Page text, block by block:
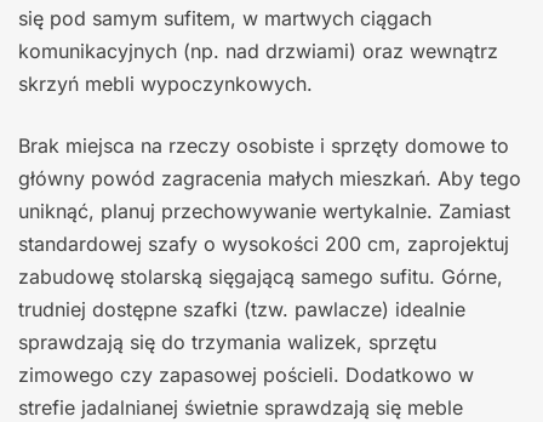
się pod samym sufitem, w martwych ciągach
komunikacyjnych (np. nad drzwiami) oraz wewnątrz
skrzyń mebli wypoczynkowych.
Brak miejsca na rzeczy osobiste i sprzęty domowe to
główny powód zagracenia małych mieszkań. Aby tego
uniknąć, planuj przechowywanie wertykalnie. Zamiast
standardowej szafy o wysokości 200 cm, zaprojektuj
zabudowę stolarską sięgającą samego sufitu. Górne,
trudniej dostępne szafki (tzw. pawlacze) idealnie
sprawdzają się do trzymania walizek, sprzętu
zimowego czy zapasowej pościeli. Dodatkowo w
strefie jadalnianej świetnie sprawdzają się meble